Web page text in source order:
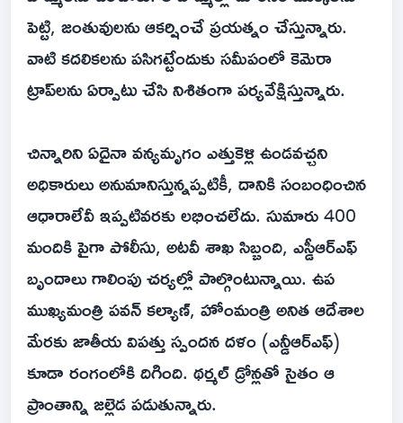
పెట్టి, జంతువులను ఆకర్షించే ప్రయత్నం చేస్తున్నారు.
వాటి కదలికలను పసిగట్టేందుకు సమీపంలో కెమెరా
ట్రాప్‌లను ఏర్పాటు చేసి నిశితంగా పర్యవేక్షిస్తున్నారు.
చిన్నారిని ఏదైనా వన్యమృగం ఎత్తుకెళ్లి ఉండవచ్చని
అధికారులు అనుమానిస్తున్నప్పటికీ, దానికి సంబంధించిన
ఆధారాలేవీ ఇప్పటివరకు లభించలేదు. సుమారు 400
మందికి పైగా పోలీసు, అటవీ శాఖ సిబ్బంది, ఎస్డీఆర్ఎఫ్
బృందాలు గాలింపు చర్యల్లో పాల్గొంటున్నాయి. ఉప
ముఖ్యమంత్రి పవన్ కల్యాణ్, హోంమంత్రి అనిత ఆదేశాల
మేరకు జాతీయ విపత్తు స్పందన దళం (ఎన్డీఆర్ఎఫ్)
కూడా రంగంలోకి దిగింది. థర్మల్ డ్రోన్లతో సైతం ఆ
ప్రాంతాన్ని జల్లెడ పడుతున్నారు.